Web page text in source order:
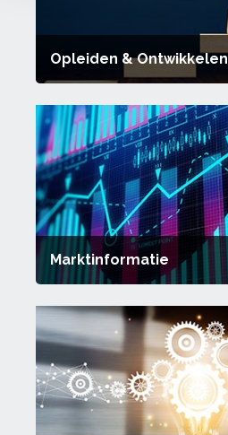
Opleiden & Ontwikkelen
Marktinformatie